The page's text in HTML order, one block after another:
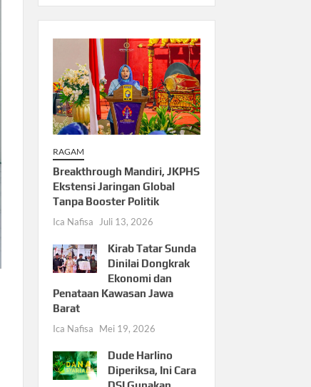
RAGAM
Breakthrough Mandiri, JKPHS
Ekstensi Jaringan Global
Tanpa Booster Politik
Ica Nafisa Juli 13, 2026
Kirab Tatar Sunda
Dinilai Dongkrak
Ekonomi dan
Penataan Kawasan Jawa
Barat
Ica Nafisa Mei 19, 2026
Dude Harlino
Diperiksa, Ini Cara